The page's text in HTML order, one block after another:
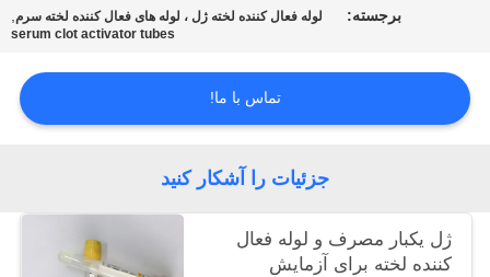
POLICY
برجسته: لوله فعال کننده لخته ژل ، لوله های فعال کننده لخته سرم,
serum clot activator tubes
تماس با ما!
جزئیات را آشکار کنید
ژل یکبار مصرف و لوله فعال
کننده لخته برای آزمایش